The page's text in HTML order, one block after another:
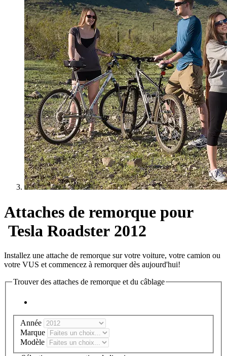
Attaches de remorque pour
Tesla Roadster 2012
Installez une attache de remorque sur votre voiture, votre camion ou
votre VUS et commencez à remorquer dès aujourd'hui!
Trouver des attaches de remorque et du câblage
Année
Marque
Modèle